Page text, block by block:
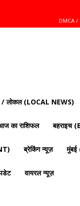
DMCA /
/ लोकल (LOCAL NEWS)
का राशिफल बहराइच
ब्रेकिंग न्यूज़
वायरल न्यूज़